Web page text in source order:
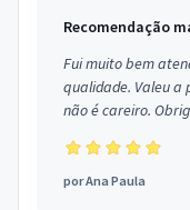
Recomendação
Fui muito bem
qualidade. Valeu a
não é careiro.
porAna Paula